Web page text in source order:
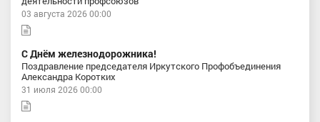
03 августа 2026 00:00
С Днём железнодорожника!
Поздравление председателя Иркутского Профобъединения
Александра Коротких
31 июля 2026 00:00